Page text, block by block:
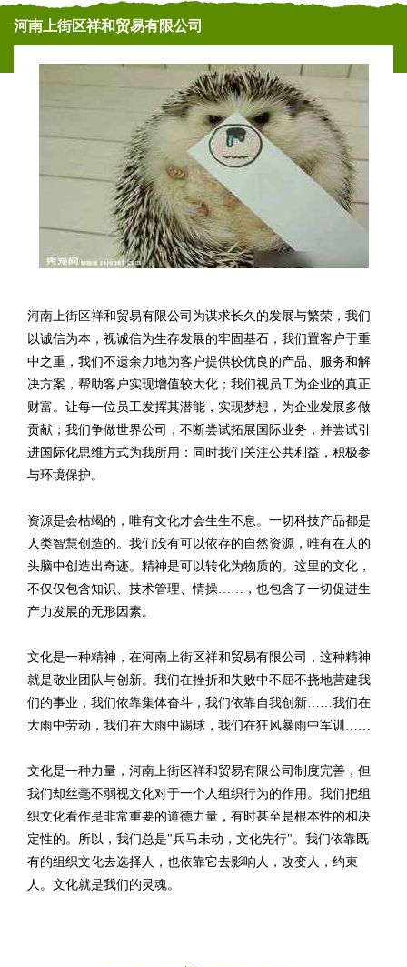
河南上街区祥和贸易有限公司
河南上街区祥和贸易有限公司为谋求长久的发展与繁荣，我们
以诚信为本，视诚信为生存发展的牢固基石，我们置客户于重
中之重，我们不遗余力地为客户提供较优良的产品、服务和解
决方案，帮助客户实现增值较大化；我们视员工为企业的真正
财富。让每一位员工发挥其潜能，实现梦想，为企业发展多做
贡献；我们争做世界公司，不断尝试拓展国际业务，并尝试引
进国际化思维方式为我所用：同时我们关注公共利益，积极参
与环境保护。
资源是会枯竭的，唯有文化才会生生不息。一切科技产品都是
人类智慧创造的。我们没有可以依存的自然资源，唯有在人的
头脑中创造出奇迹。精神是可以转化为物质的。这里的文化，
不仅仅包含知识、技术管理、情操……，也包含了一切促进生
产力发展的无形因素。
文化是一种精神，在河南上街区祥和贸易有限公司，这种精神
就是敬业团队与创新。我们在挫折和失败中不屈不挠地营建我
们的事业，我们依靠集体奋斗，我们依靠自我创新……我们在
大雨中劳动，我们在大雨中踢球，我们在狂风暴雨中军训……
文化是一种力量，河南上街区祥和贸易有限公司制度完善，但
我们却丝毫不弱视文化对于一个人组织行为的作用。我们把组
织文化看作是非常重要的道德力量，有时甚至是根本性的和决
定性的。所以，我们总是"兵马未动，文化先行"。我们依靠既
有的组织文化去选择人，也依靠它去影响人，改变人，约束
人。文化就是我们的灵魂。